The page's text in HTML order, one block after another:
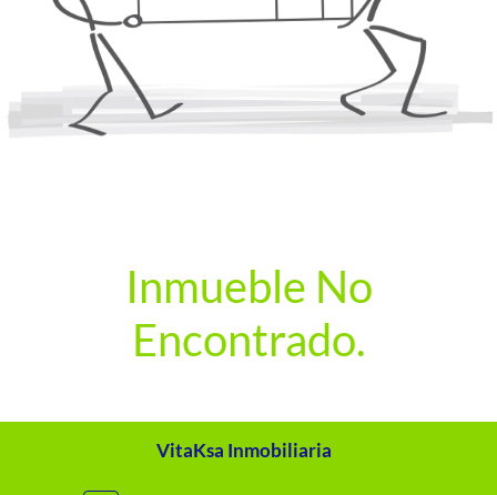
Inmueble No
Encontrado.
VitaKsa Inmobiliaria